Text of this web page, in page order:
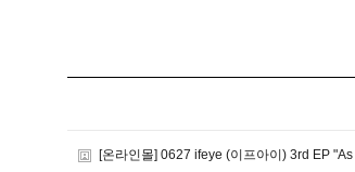
[온라인몰] 0627 ifeye (이프아이) 3rd EP